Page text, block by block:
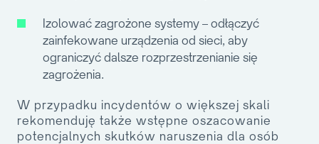
Izolować zagrożone systemy – odłączyć
zainfekowane urządzenia od sieci, aby
ograniczyć dalsze rozprzestrzenianie się
zagrożenia.
W przypadku incydentów o większej skali
rekomenduję także wstępne oszacowanie
potencjalnych skutków naruszenia dla osób